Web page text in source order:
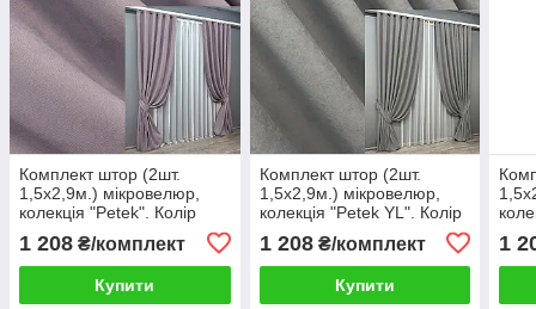
Комплект штор (2шт.
1,5х2,9м.) мікровелюр,
колекція "Petek". Колір
33-0353
1 208 ₴/комплект
Купити
Комплект штор (2шт.
1,5х2,9м.) мікровелюр,
колекція "Petek YL". Колір
сірий. Код 2012ш 33-1020
1 208₴/комплект
Купити
1